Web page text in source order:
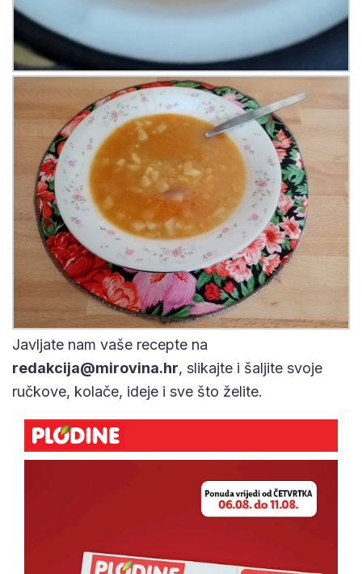
Javljate nam vaše recepte na
redakcija@mirovina.hr, slikajte i šaljite svoje
ručkove, kolače, ideje i sve što želite.